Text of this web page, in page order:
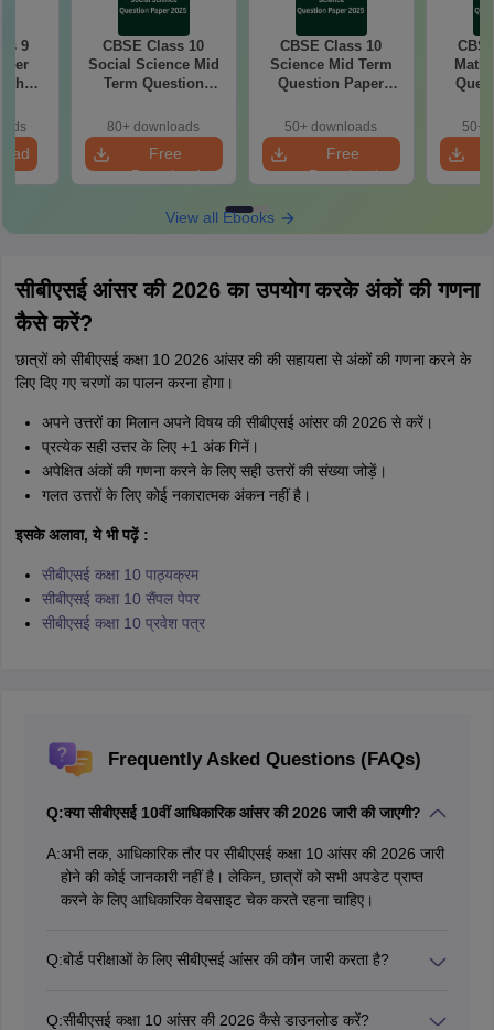
9
CBSE Class 10
Social Science Mid
Term Question
80+ downloads
Free
Download
CBSE Class 10
Science Mid Term
Question Paper
50+ downloads
Free
Download
50+
View all Ebooks
सीबीएसई आंसर की 2026 का उपयोग करके अंकों की गणना
कैसे करें?
छात्रों को सीबीएसई कक्षा 10 2026 आंसर की की सहायता से अंकों की गणना करने के
लिए दिए गए चरणों का पालन करना होगा।
अपने उत्तरों का मिलान अपने विषय की सीबीएसई आंसर की 2026 से करें।
प्रत्येक सही उत्तर के लिए +1 अंक गिनें।
अपेक्षित अंकों की गणना करने के लिए सही उत्तरों की संख्या जोड़ें।
गलत उत्तरों के लिए कोई नकारात्मक अंकन नहीं है।
इसके अलावा, ये भी पढ़ें :
सीबीएसई कक्षा 10 पाठ्यक्रम
सीबीएसई कक्षा 10 सैंपल पेपर
सीबीएसई कक्षा 10 प्रवेश पत्र
Frequently Asked Questions (FAQs)
Q:क्या सीबीएसई 10वीं आधिकारिक आंसर की 2026 जारी की जाएगी?
A:अभी तक, आधिकारिक तौर पर सीबीएसई कक्षा 10 आंसर की 2026 जारी
होने की कोई जानकारी नहीं है। लेकिन, छात्रों को सभी अपडेट प्राप्त
करने के लिए आधिकारिक वेबसाइट चेक करते रहना चाहिए।
Q:बोर्ड परीक्षाओं के लिए सीबीएसई आंसर की कौन जारी करता है?
Q:सीबीएसई कक्षा 10 आंसर की 2026 कैसे डाउनलोड करें?